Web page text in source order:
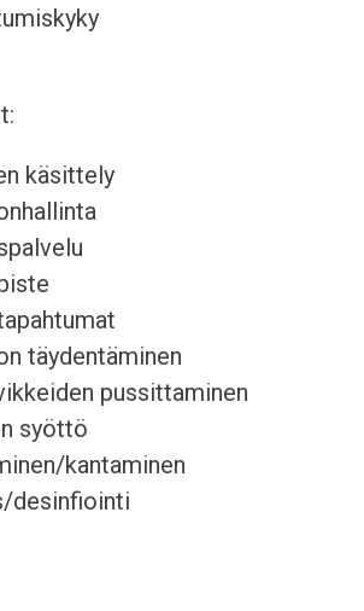
käsittely
täydentäminen
pussittaminen
syöttö
kantaminen
desinfiointi